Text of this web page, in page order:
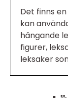
Det finns
kan
hängande
figurer,
leksaker